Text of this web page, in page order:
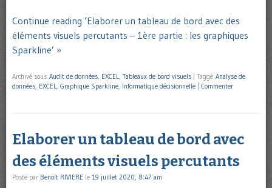
Continue reading ‘Elaborer un tableau de bord avec des
éléments visuels percutants – 1ère partie : les graphiques
Sparkline’ »
Archivé sous Audit de données, EXCEL, Tableaux de bord visuels Taggé Analyse de
données, EXCEL, Graphique Sparkline, Informatique décisionnelle Commenter
Elaborer un tableau de bord avec
des éléments visuels percutants
Posté par Benoît RIVIERE le 19 juillet 2020, 8:47 am